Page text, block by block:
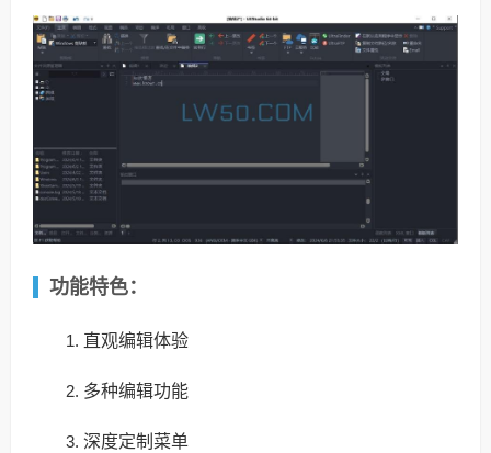
功能特色：
直观编辑体验
多种编辑功能
深度定制菜单